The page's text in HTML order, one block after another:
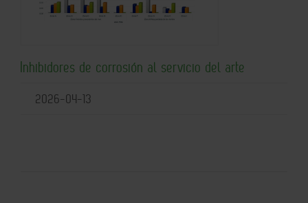
Inhibidores de corrosión al servicio del arte
2026-04-13